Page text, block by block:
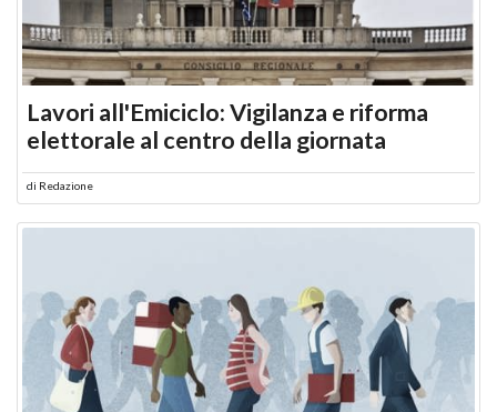
Lavori all'Emiciclo: Vigilanza e riforma
elettorale al centro della giornata
di Redazione